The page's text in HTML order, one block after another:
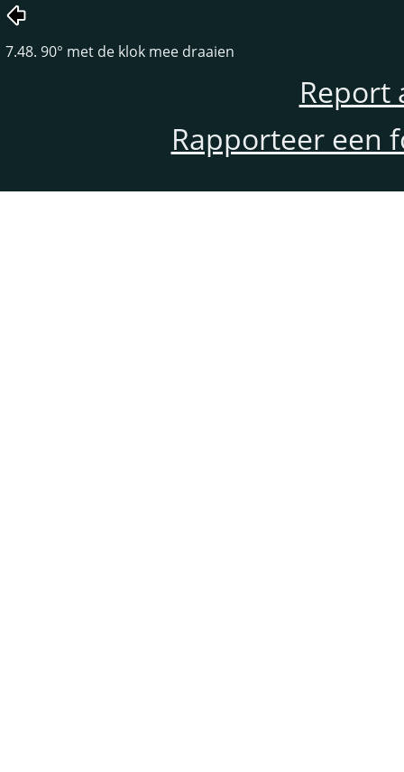
7.48. 90° met de klok mee draaien
Report
Rapporteer een